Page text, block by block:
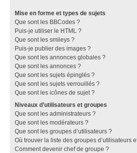
Mise en forme et types de sujets
Que sont les BBCodes ?
Puis-je utiliser le HTML ?
Que sont les smileys ?
Puis-je publier des images ?
Que sont les annonces globales ?
Que sont les annonces ?
Que sont les sujets épinglés ?
Que sont les sujets verrouillés ?
Que sont les icônes de sujet ?
Niveaux d’utilisateurs et groupes
Que sont les administrateurs ?
Que sont les modérateurs ?
Que sont les groupes d’utilisateurs ?
Où trouver la liste des groupes d’utilisateurs
Comment devenir chef de groupe ?